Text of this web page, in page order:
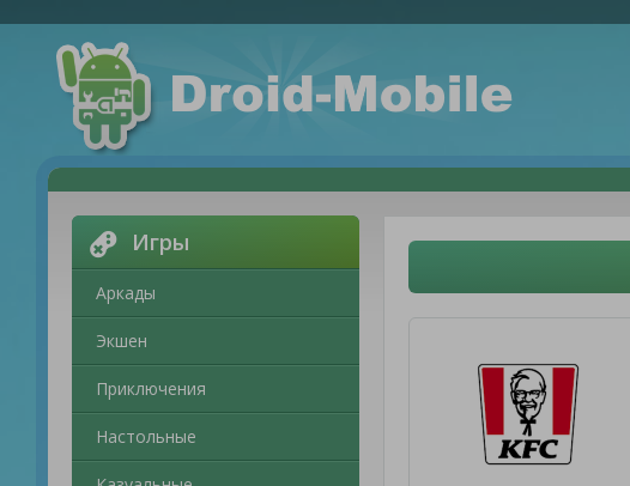
Игры
Аркады
Экшен
Приключения
Настольные